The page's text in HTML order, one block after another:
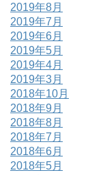
2019年8月
2019年7月
2019年6月
2019年5月
2019年4月
2019年3月
2018年10月
2018年9月
2018年8月
2018年7月
2018年6月
2018年5月